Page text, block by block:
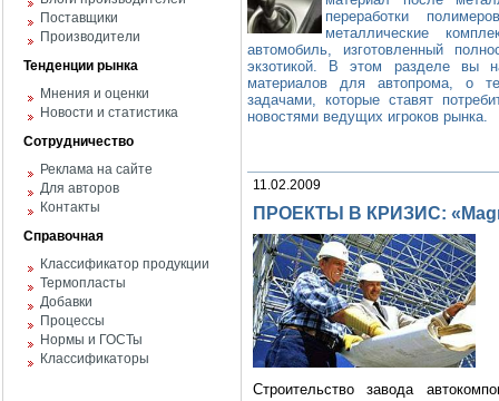
Поставщики
Производители
Тенденции рынка
Мнения и оценки
Новости и статистика
Сотрудничество
Реклама на сайте
Для авторов
Контакты
Справочная
Классификатор продукции
Термопласты
Добавки
Процессы
Нормы и ГОСТы
Классификаторы
переработки
металлические
автомобиль, изготовленный
экзотикой. В этом разделе вы
материалов для автопрома, о
задачами, которые ставят
новостями ведущих игроков рынка.
11.02.2009
ПРОЕКТЫ В КРИЗИС:
Строительство завода